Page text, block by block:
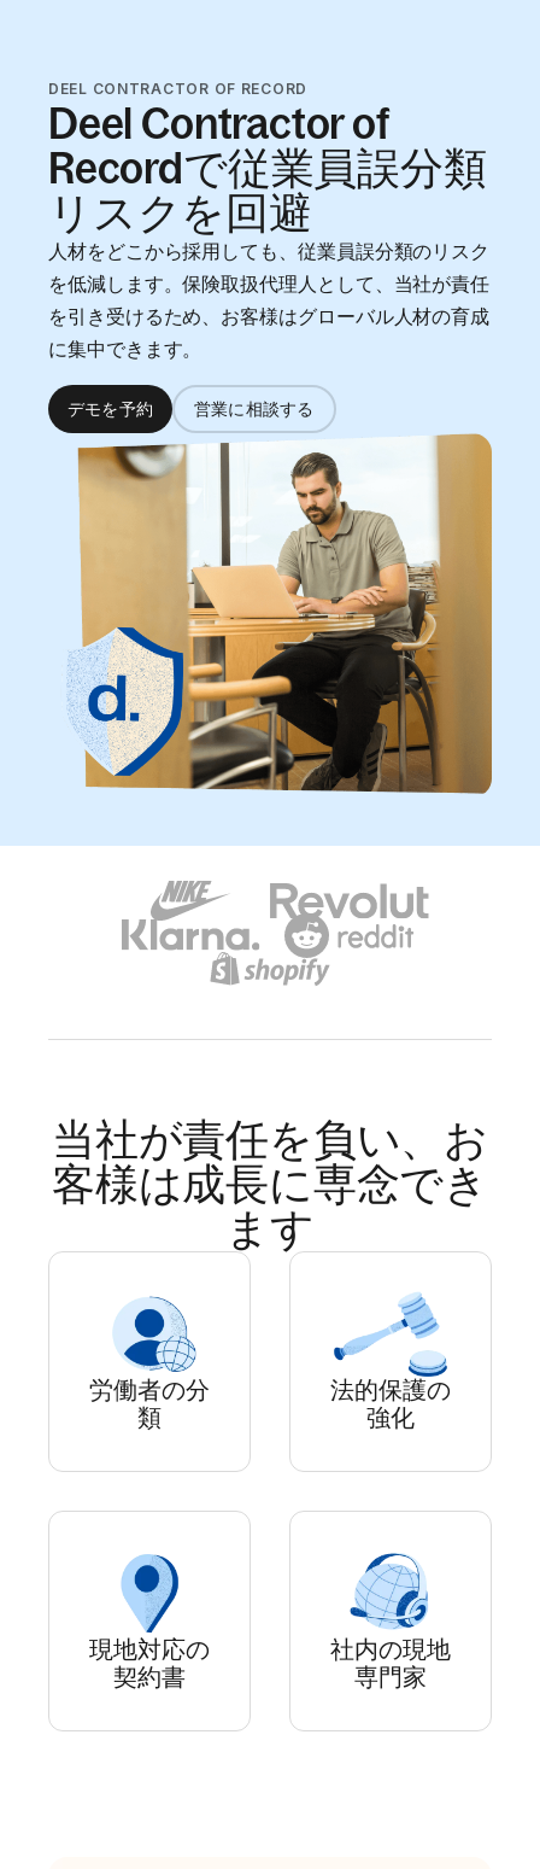
DEEL CONTRACTOR OF RECORD
Deel Contractor of
Recordで従業員誤分類
リスクを回避
人材をどこから採用しても、従業員誤分類のリスク
を低減します。保険取扱代理人として、当社が責任
を引き受けるため、お客様はグローバル人材の育成
に集中できます。
デモを予約 営業に相談する
当社が責任を負い、お
客様は成長に専念でき
ます
労働者の分
類
法的保護の
強化
現地対応の
契約書
社内の現地
専門家